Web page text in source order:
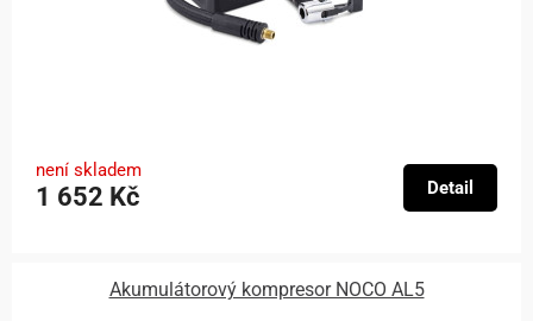
není skladem
1 652 Kč Detail
Akumulátorový kompresor NOCO AL5